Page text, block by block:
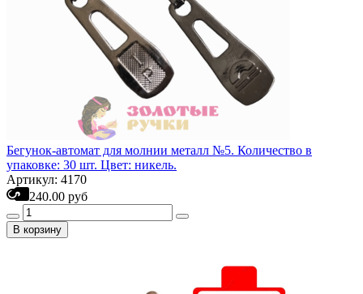
Бегунок-автомат для молнии металл №5. Количество в
упаковке: 30 шт. Цвет: никель.
Артикул: 4170
240.00 руб
В корзину